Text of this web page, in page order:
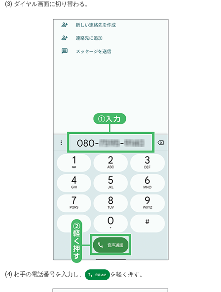
(3) ダイヤル画面に切り替わる。
(4) 相手の電話番号を入力し、 を軽く押す。